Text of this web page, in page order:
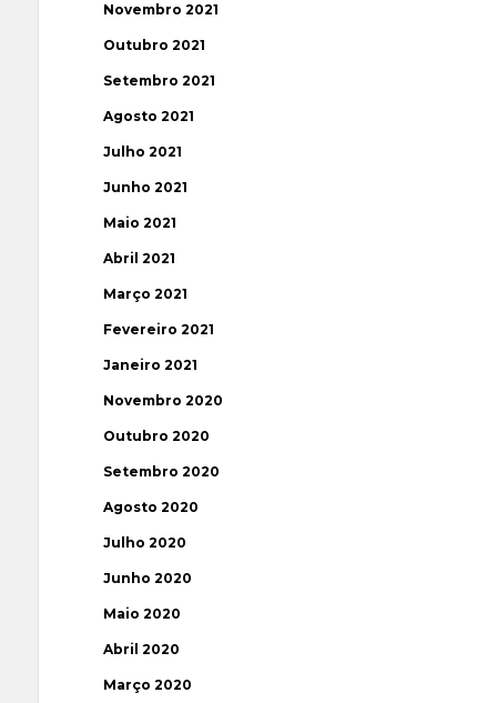
Novembro 2021
Outubro 2021
Setembro 2021
Agosto 2021
Julho 2021
Junho 2021
Maio 2021
Abril 2021
Março 2021
Fevereiro 2021
Janeiro 2021
Novembro 2020
Outubro 2020
Setembro 2020
Agosto 2020
Julho 2020
Junho 2020
Maio 2020
Abril 2020
Março 2020